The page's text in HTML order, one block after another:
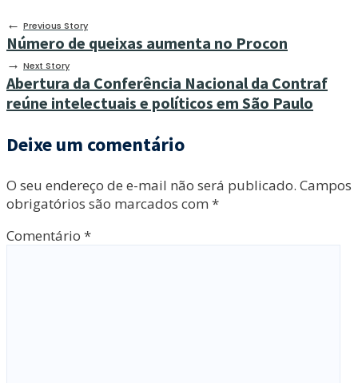
← Previous Story
Número de queixas aumenta no Procon
→ Next Story
Abertura da Conferência Nacional da Contraf
reúne intelectuais e políticos em São Paulo
Deixe um comentário
O seu endereço de e-mail não será publicado. Campos
obrigatórios são marcados com *
Comentário *